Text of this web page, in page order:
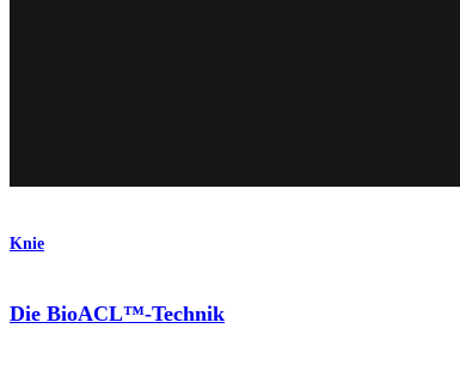
Knie
Die BioACL™-Technik